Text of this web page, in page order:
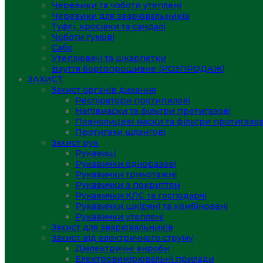
Черевики та чоботи утеплені
Черевики для зварювальників
Туфлі, кросівки та сандалі
Чоботи гумові
Сабо
Утеплювачі та шкарпетки
Взуття бортопрошивне (РОЗПРОДАЖ)
ЗАХИСТ
Захист органів дихання
Респіратори протипилові
Напівмаски та фільтри протигазові
Повнолицеві маски та фільтри
Протигази шлангові
Захист рук
Рукавиці
Рукавички одноразові
Рукавички трикотажні
Рукавички з покриттям
Рукавички КЛС та господарчі
Рукавички шкіряні та комбіновані
Рукавички утеплені
Захист для зварювальників
Захист від електричного струму
Діелектричні вироби
Електровимірювальні прилади